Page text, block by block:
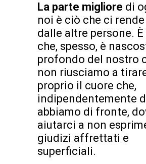
La parte migliore di
noi è ciò che ci
dalle altre persone.
che, spesso, è
profondo del nostro
non riusciamo a
proprio il cuore che,
indipendentemente
abbiamo di fronte,
aiutarci a non
giudizi affrettati e
superficiali.